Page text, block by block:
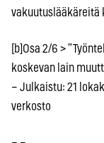
vakuutuslääkäreitä
[b]Osa 2/6 >
koskevan lain
– Julkaistu: 21
verkosto